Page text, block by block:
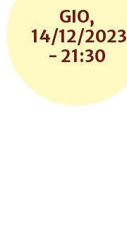
GIO,
14/12/2023
- 21:30